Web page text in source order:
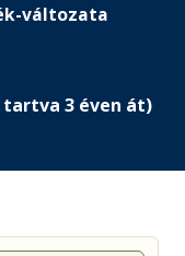
változata
tartva 3 éven át)